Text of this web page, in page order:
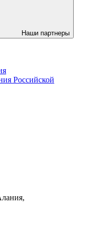
Наши партнеры
Российской